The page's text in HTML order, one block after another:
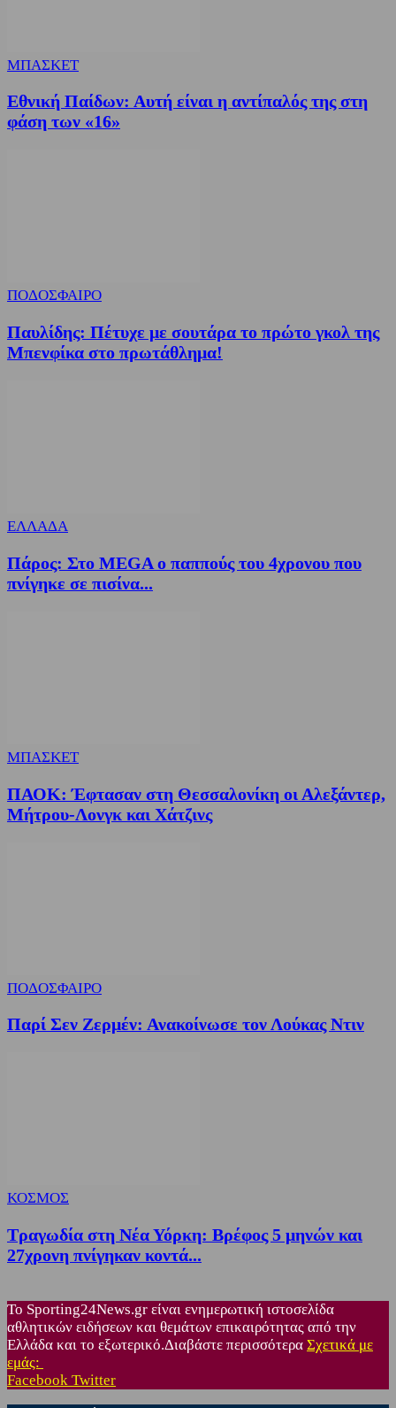
ΜΠΑΣΚΕΤ
Εθνική Παίδων: Αυτή είναι η αντίπαλός της στη
φάση των «16»
ΠΟΔΟΣΦΑΙΡΟ
Παυλίδης: Πέτυχε με σουτάρα το πρώτο γκολ της
Μπενφίκα στο πρωτάθλημα!
ΕΛΛΑΔΑ
Πάρος: Στο MEGA ο παππούς του 4χρονου που
πνίγηκε σε πισίνα...
ΜΠΑΣΚΕΤ
ΠΑΟΚ: Έφτασαν στη Θεσσαλονίκη οι Αλεξάντερ,
Μήτρου-Λονγκ και Χάτζινς
ΠΟΔΟΣΦΑΙΡΟ
Παρί Σεν Ζερμέν: Ανακοίνωσε τον Λούκας Ντιν
ΚΟΣΜΟΣ
Τραγωδία στη Νέα Υόρκη: Βρέφος 5 μηνών και
27χρονη πνίγηκαν κοντά...
Το Sporting24News.gr είναι ενημερωτική ιστοσελίδα
αθλητικών ειδήσεων και θεμάτων επικαιρότητας από την
Ελλάδα και το εξωτερικό.Διαβάστε περισσότερα Σχετικά με
εμάς:
Facebook Twitter